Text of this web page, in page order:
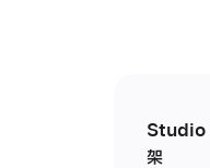
Studio
架